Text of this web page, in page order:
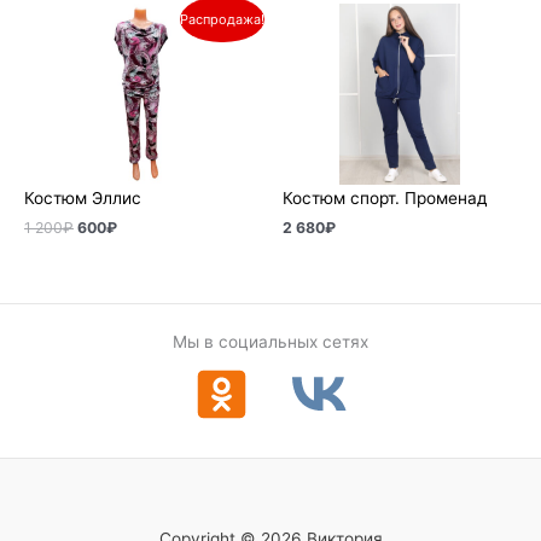
Распродажа!
Костюм Эллис
1 200₽
Первоначальная
составляла
600₽
Текущая
цена:
600₽.
Костюм спорт. Променад
2 680₽
Мы в социальных сетях